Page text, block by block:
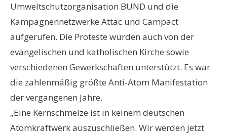
Umweltschutzorganisation BUND und die
Kampagnennetzwerke Attac und Campact
aufgerufen. Die Proteste wurden auch von der
evangelischen und katholischen Kirche sowie
verschiedenen Gewerkschaften unterstützt. Es war
die zahlenmäßig größte Anti-Atom Manifestation
der vergangenen Jahre.
„Eine Kernschmelze ist in keinem deutschen
Atomkraftwerk auszuschließen. Wir werden jetzt